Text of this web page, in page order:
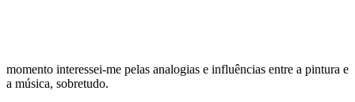
momento interessei-me pelas analogias e influências entre a pintura e
a música, sobretudo.